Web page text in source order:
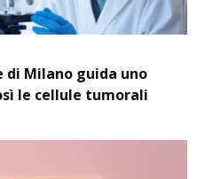
di Milano guida uno
le cellule tumorali